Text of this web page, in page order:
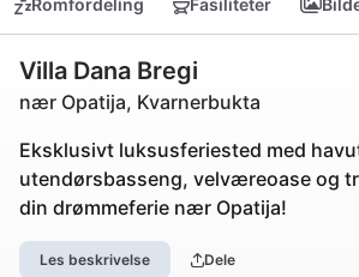
Romfordeling Fasiliteter
Villa Dana Bregi
nær Opatija, Kvarnerbukta
Eksklusivt luksusferiested med
utendørsbasseng, velværeoase og
din drømmeferie nær Opatija!
Les beskrivelse Dele